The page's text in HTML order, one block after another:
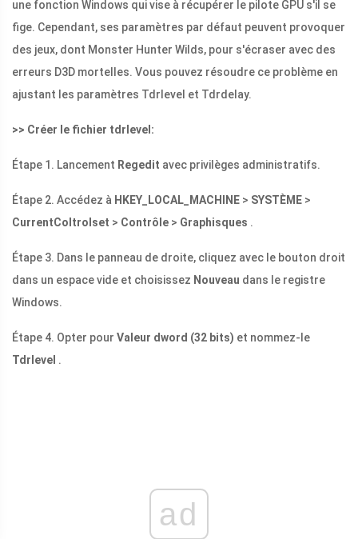
une fonction Windows qui vise à récupérer le pilote GPU s'il se
fige. Cependant, ses paramètres par défaut peuvent provoquer
des jeux, dont Monster Hunter Wilds, pour s'écraser avec des
erreurs D3D mortelles. Vous pouvez résoudre ce problème en
ajustant les paramètres Tdrlevel et Tdrdelay.
>> Créer le fichier tdrlevel:
Étape 1. Lancement Regedit avec privilèges administratifs.
Étape 2. Accédez à HKEY_LOCAL_MACHINE > SYSTÈME >
CurrentColtrolset > Contrôle > Graphisques .
Étape 3. Dans le panneau de droite, cliquez avec le bouton droit
dans un espace vide et choisissez Nouveau dans le registre
Windows.
Étape 4. Opter pour Valeur dword (32 bits) et nommez-le
Tdrlevel .
ad